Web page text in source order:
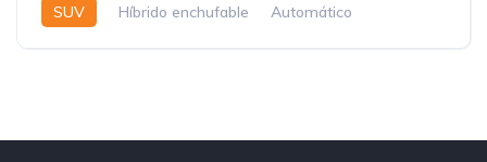
SUV Híbrido enchufable Automático